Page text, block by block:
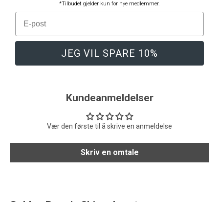
*Tilbudet gjelder kun for nye medlemmer.
E-post
JEG VIL SPARE 10%
Kundeanmeldelser
Vær den første til å skrive en anmeldelse
Skriv en omtale